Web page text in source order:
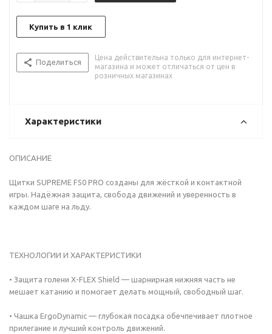
Купить в 1 клик
Поделиться
Цена действительна только для интернет-
магазина и может отличаться от цен в
розничных магазинах
Характеристики
ОПИСАНИЕ
Щитки SUPREME F50 PRO созданы для жёсткой и контактной
игры. Надёжная защита, свобода движений и уверенность в
каждом шаге на льду.
ТЕХНОЛОГИИ И ХАРАКТЕРИСТИКИ
• Защита голени X-FLEX Shield — шарнирная нижняя часть не
мешает катанию и помогает делать мощный, свободный шаг.
• Чашка ErgoDynamic — глубокая посадка обечпечивает плотное
прилегание и лучший контроль движений.